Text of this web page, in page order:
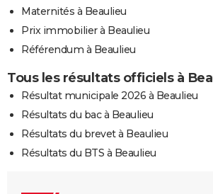
Maternités à Beaulieu
Prix immobilier à Beaulieu
Référendum à Beaulieu
Tous les résultats officiels à
Résultat municipale 2026 à Beaulieu
Résultats du bac à Beaulieu
Résultats du brevet à Beaulieu
Résultats du BTS à Beaulieu